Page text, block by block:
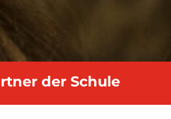
der Schule